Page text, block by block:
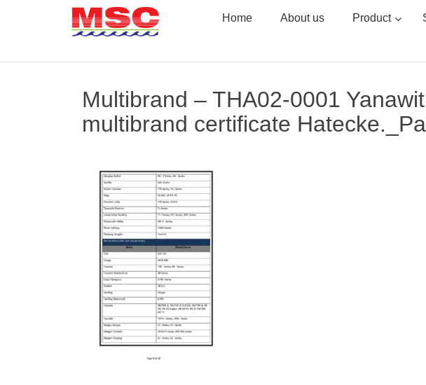
Home About us Product
Multibrand – THA02-0001
multibrand certificate